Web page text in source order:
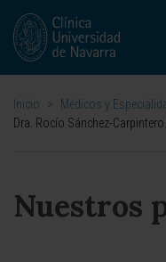
Inicio > Médicos y
Dra. Rocío Sánchez-Carpintero
Nuestros